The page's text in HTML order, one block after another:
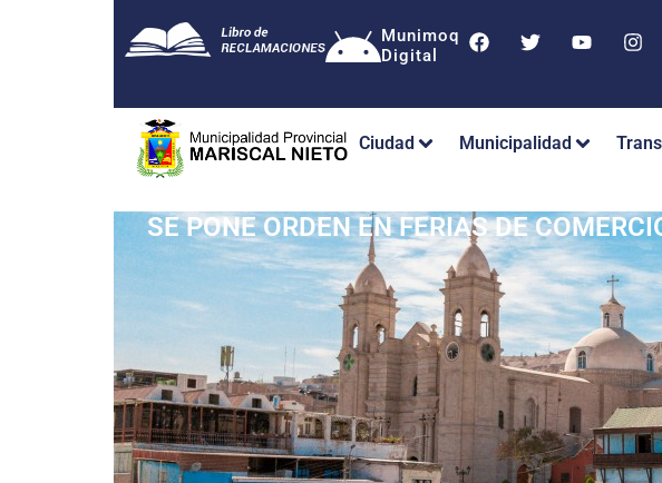
Munimoq
Digital
Ciudad Municipalidad
SE PONE ORDEN EN FERIAS DE